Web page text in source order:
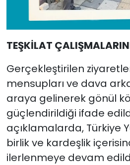
TEŞKİLAT
Gerçekleştirilen
mensupları ve dava
araya gelinerek gönül
güçlendirildiği ifade
açıklamalarda, Türkiye
birlik ve kardeşlik
ilerlenmeye devam